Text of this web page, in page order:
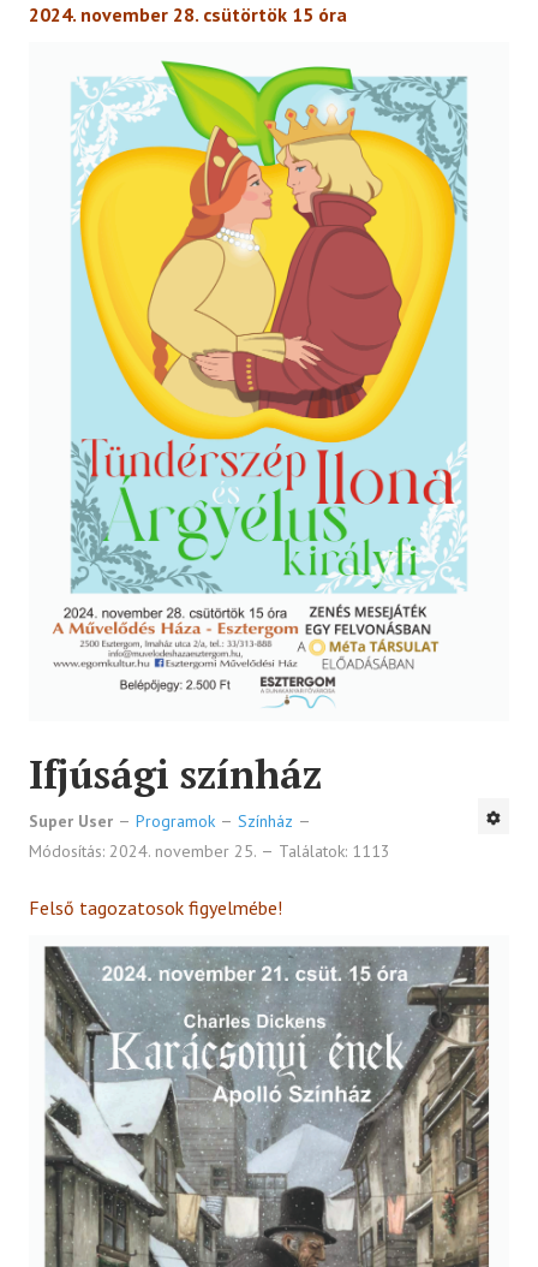
2024. november 28. csütörtök 15 óra
Ifjúsági színház
Super User Programok
Színház
Módosítás: 2024. november 25.
Találatok: 1113
Felső tagozatosok figyelmébe!